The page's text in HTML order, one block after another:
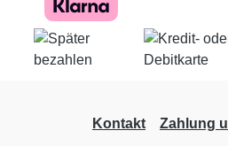
Kontakt Zahlung